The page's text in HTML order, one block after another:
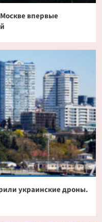
впервые
украинские дроны.